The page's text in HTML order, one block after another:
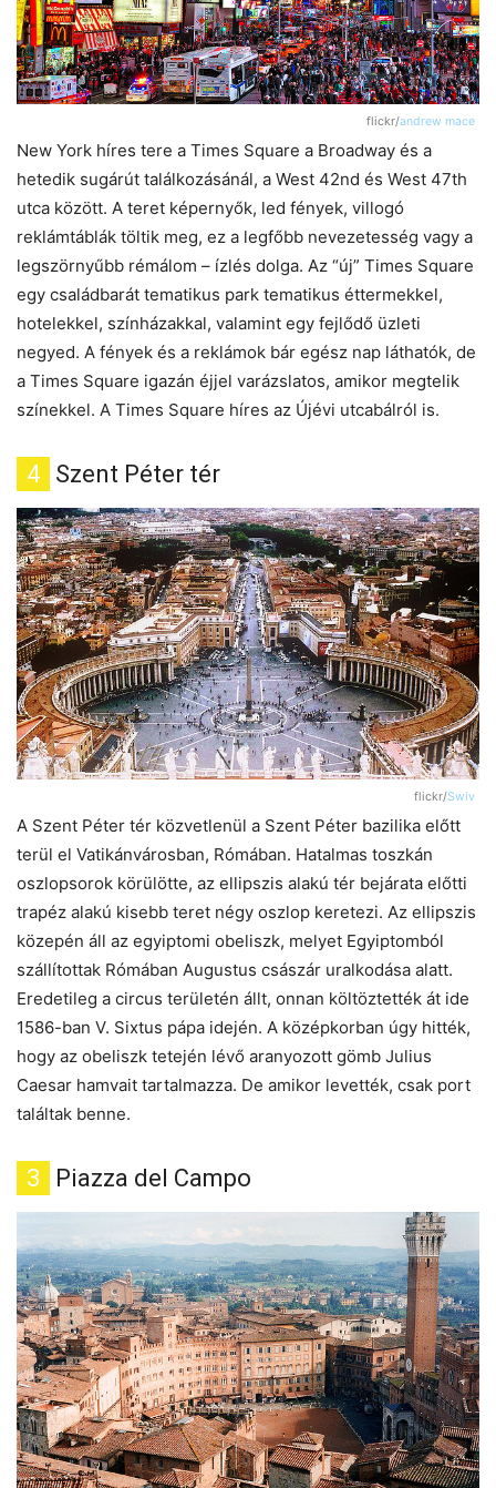
flickr/andrew mace
New York híres tere a Times Square a Broadway és a
hetedik sugárút találkozásánál, a West 42nd és West 47th
utca között. A teret képernyők, led fények, villogó
reklámtáblák töltik meg, ez a legfőbb nevezetesség vagy a
legszörnyűbb rémálom – ízlés dolga. Az “új” Times Square
egy családbarát tematikus park tematikus éttermekkel,
hotelekkel, színházakkal, valamint egy fejlődő üzleti
negyed. A fények és a reklámok bár egész nap láthatók, de
a Times Square igazán éjjel varázslatos, amikor megtelik
színekkel. A Times Square híres az Újévi utcabálról is.
4 Szent Péter tér
flickr/Swiv
A Szent Péter tér közvetlenül a Szent Péter bazilika előtt
terül el Vatikánvárosban, Rómában. Hatalmas toszkán
oszlopsorok körülötte, az ellipszis alakú tér bejárata előtti
trapéz alakú kisebb teret négy oszlop keretezi. Az ellipszis
közepén áll az egyiptomi obeliszk, melyet Egyiptomból
szállítottak Rómában Augustus császár uralkodása alatt.
Eredetileg a circus területén állt, onnan költöztették át ide
1586-ban V. Sixtus pápa idején. A középkorban úgy hitték,
hogy az obeliszk tetején lévő aranyozott gömb Julius
Caesar hamvait tartalmazza. De amikor levették, csak port
találtak benne.
3 Piazza del Campo